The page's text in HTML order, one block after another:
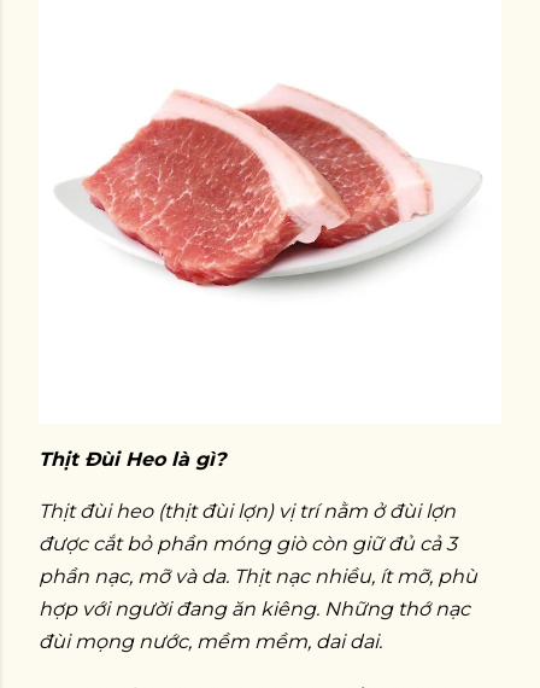
Thịt Đùi Heo là gì?
Thịt đùi heo (thịt đùi lợn) vị trí nằm ở đùi lợn
được cắt bỏ phần móng giò còn giữ đủ cả 3
phần nạc, mỡ và da. Thịt nạc nhiều, ít mỡ, phù
hợp với người đang ăn kiêng. Những thớ nạc
đùi mọng nước, mềm mềm, dai dai.